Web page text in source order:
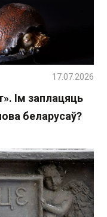
Ім заплацяць
беларусаў?
17.07.2026